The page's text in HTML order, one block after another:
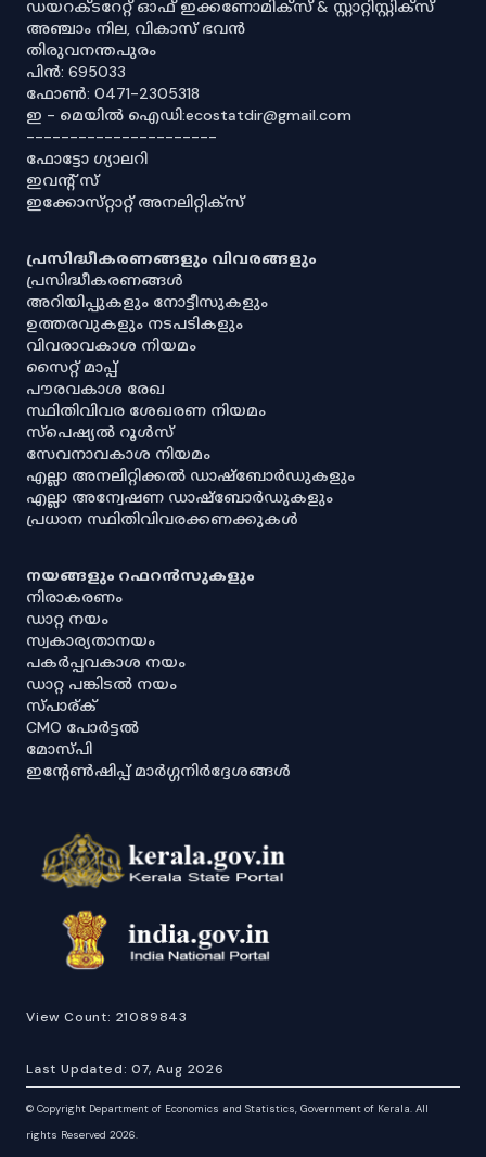
ഡയറക്ടറേറ്റ് ഓഫ് ഇക്കണോമിക്സ് & സ്റ്റാറ്റിസ്റ്റിക്സ്
അഞ്ചാം നില, വികാസ് ഭവൻ
തിരുവനന്തപുരം
പിൻ: 695033
ഫോൺ: 0471-2305318
ഇ - മെയിൽ ഐഡി:ecostatdir@gmail.com
----------------------
ഫോട്ടോ ഗ്യാലറി
ഇവൻ്റ് സ്
ഇക്കോസ്‌റ്റാറ്റ് അനലിറ്റിക്‌സ്
പ്രസിദ്ധീകരണങ്ങളും വിവരങ്ങളും
പ്രസിദ്ധീകരണങ്ങൾ
അറിയിപ്പുകളും നോട്ടീസുകളും
ഉത്തരവുകളും നടപടികളും
വിവരാവകാശ നിയമം
സൈറ്റ് മാപ്പ്
പൗരവകാശ രേഖ
സ്ഥിതിവിവര ശേഖരണ നിയമം
സ്‌പെഷ്യൽ റൂൾസ്
സേവനാവകാശ നിയമം
എല്ലാ അനലിറ്റിക്കൽ ഡാഷ്‌ബോർഡുകളും
എല്ലാ അന്വേഷണ ഡാഷ്‌ബോർഡുകളും
പ്രധാന സ്ഥിതിവിവരക്കണക്കുകൾ
നയങ്ങളും റഫറൻസുകളും
നിരാകരണം
ഡാറ്റ നയം
സ്വകാര്യതാനയം
പകർപ്പവകാശ നയം
ഡാറ്റ പങ്കിടൽ നയം
സ്പാര്ക്
CMO പോർട്ടൽ
മോസ്പി
ഇൻ്റേൺഷിപ്പ് മാർഗ്ഗനിർദ്ദേശങ്ങൾ
View Count: 21089843
Last Updated:07, Aug 2026
© Copyright Department of Economics and Statistics, Government of Kerala. All
rights Reserved 2026.